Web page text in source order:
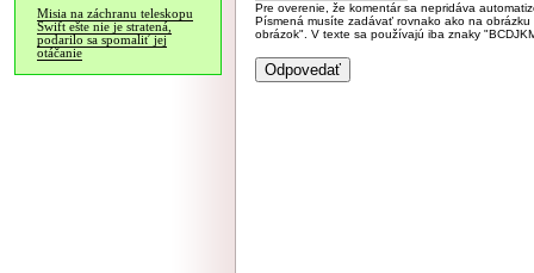
Misia na záchranu teleskopu
Swift ešte nie je stratená,
podarilo sa spomaliť jej
otáčanie
Pre overenie, že komentár sa nepridáva
Písmená musíte zadávať rovnako ako na
obrázok". V texte sa používajú iba znaky